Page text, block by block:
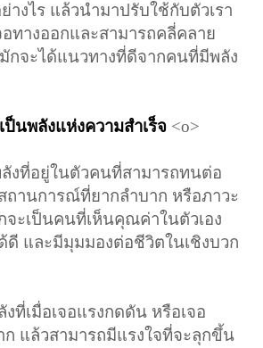
างไร แล้วนำมาปรับใช้กับตัวเรา
ทางออกและสามารถคลี่คลาย
กจะได้แนวทางที่ดีจากคนที่มีพลัง
ป็นพลังแห่งความสำเร็จ <o>
งที่อยู่ในตัวคนที่สามารถทนต่อ
านการณ์ที่ยากลำบาก หรือภาวะ
จะเป็นคนที่เห็นคุณค่าในตัวเอง
และมีมุมมองต่อชีวิตในเชิงบวก
งที่เมื่อเจอแรงกดดัน หรือเจอ
แล้วสามารถมีแรงใจที่จะลุกขึ้น